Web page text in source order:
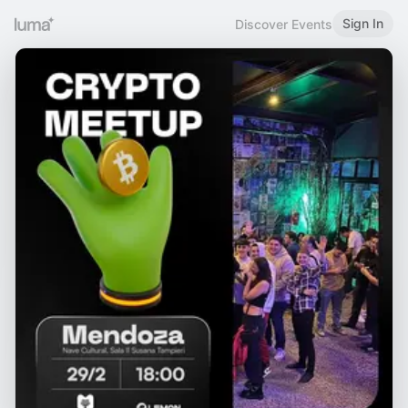
Discover Events Sign In